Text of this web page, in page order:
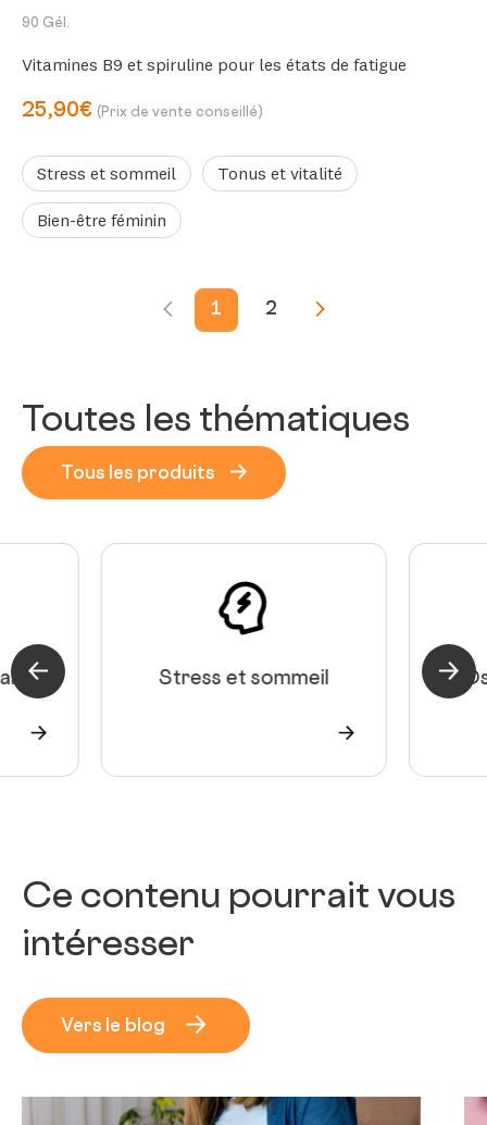
90 Gél.
Vitamines B9 et spiruline pour les états de fatigue
25,90€ (Prix de vente conseillé)
Stress et sommeil Tonus et vitalité
Bien-être féminin
1 2
Toutes les thématiques
Tous les produits
Theme précédent Stress et sommeil
Ce contenu pourrait vous
intéresser
Vers le blog